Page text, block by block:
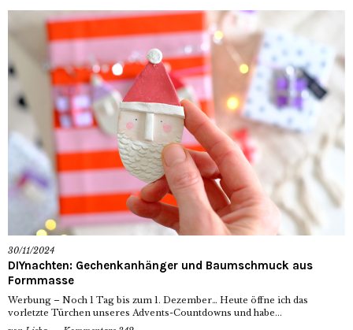
30/11/2024
DIYnachten: Gechenkanhänger und Baumschmuck aus
Formmasse
Werbung – Noch 1 Tag bis zum 1. Dezember… Heute öffne ich das
vorletzte Türchen unseres Advents-Countdowns und habe...